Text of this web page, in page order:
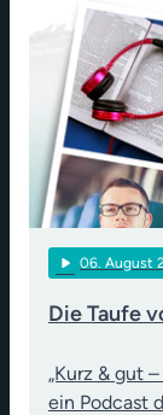
play_arrow 06. August
Die Taufe
„Kurz & gut
ein Podcast